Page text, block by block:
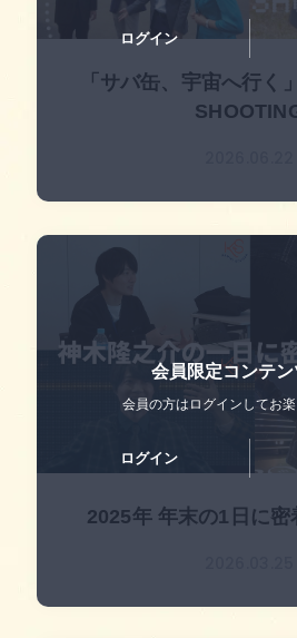
「サバ缶、宇宙へ行く
ログイン
2025年 年末の1日に密
会員限定コンテ
会員の方はログインしてお
ログイン